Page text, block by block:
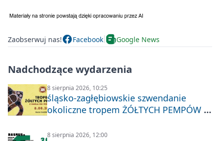
Zaobserwuj nas! Facebook Google News
Nadchodzące wydarzenia
8 sierpnia 2026, 10:25
śląsko-zagłębiowskie szwendanie
okoliczne tropem ŻÓŁTYCH PEMPÓW z
8 sierpnia 2026, 12:00